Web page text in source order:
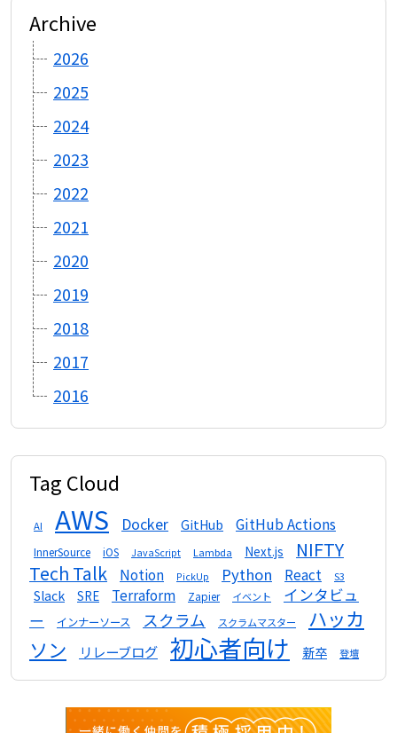
Archive
2026
2025
2024
2023
2022
2021
2020
2019
2018
2017
2016
Tag Cloud
AI AWS Docker GitHub GitHub Actions
InnerSource iOS JavaScript Lambda Next.js
NIFTY
Tech Talk
Notion PickUp Python React S3
Slack SRE Terraform Zapier イベント
インタビュ
ー
インナーソース スクラム スクラムマスター
ハッカ
ソン
リレーブログ 初心者向け 新卒 登壇